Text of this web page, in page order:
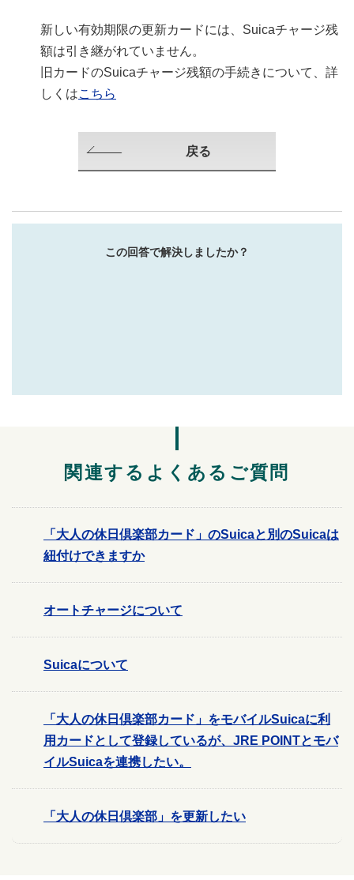
新しい有効期限の更新カードには、Suicaチャージ残
額は引き継がれていません。
旧カードのSuicaチャージ残額の手続きについて、詳
しくはこちら
戻る
この回答で解決しましたか？
関連するよくあるご質問
「大人の休日倶楽部カード」のSuicaと別のSuicaは
紐付けできますか
オートチャージについて
Suicaについて
「大人の休日倶楽部カード」をモバイルSuicaに利
用カードとして登録しているが、JRE POINTとモバ
イルSuicaを連携したい。
「大人の休日倶楽部」を更新したい